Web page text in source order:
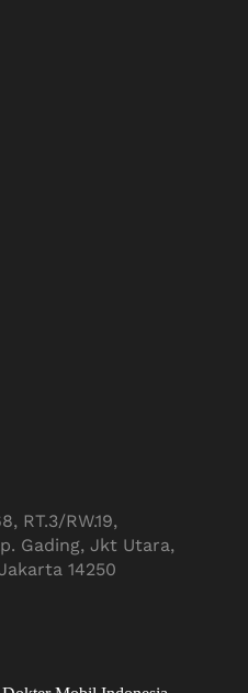
RT.3/RW.19,
Gading, Jkt Utara,
14250